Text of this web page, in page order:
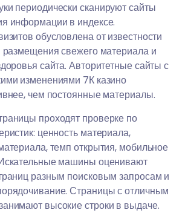
периодически сканируют сайты
информации в индексе.
обусловлена от известности
размещения свежего материала и
сайта. Авторитетные сайты с
изменениями 7К казино
чем постоянные материалы.
проходят проверке по
ценность материала,
темп открытия, мобильное
машины оценивают
разным поисковым запросам и
Страницы с отличным
высокие строки в выдаче.